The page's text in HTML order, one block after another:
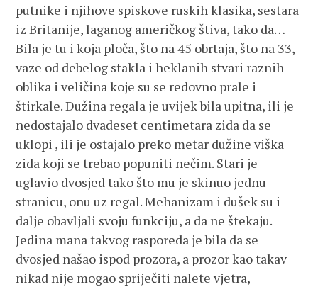
putnike i njihove spiskove ruskih klasika, sestara
iz Britanije, laganog američkog štiva, tako da…
Bila je tu i koja ploča, što na 45 obrtaja, što na 33,
vaze od debelog stakla i heklanih stvari raznih
oblika i veličina koje su se redovno prale i
štirkale. Dužina regala je uvijek bila upitna, ili je
nedostajalo dvadeset centimetara zida da se
uklopi , ili je ostajalo preko metar dužine viška
zida koji se trebao popuniti nečim. Stari je
uglavio dvosjed tako što mu je skinuo jednu
stranicu, onu uz regal. Mehanizam i dušek su i
dalje obavljali svoju funkciju, a da ne štekaju.
Jedina mana takvog rasporeda je bila da se
dvosjed našao ispod prozora, a prozor kao takav
nikad nije mogao spriječiti nalete vjetra,